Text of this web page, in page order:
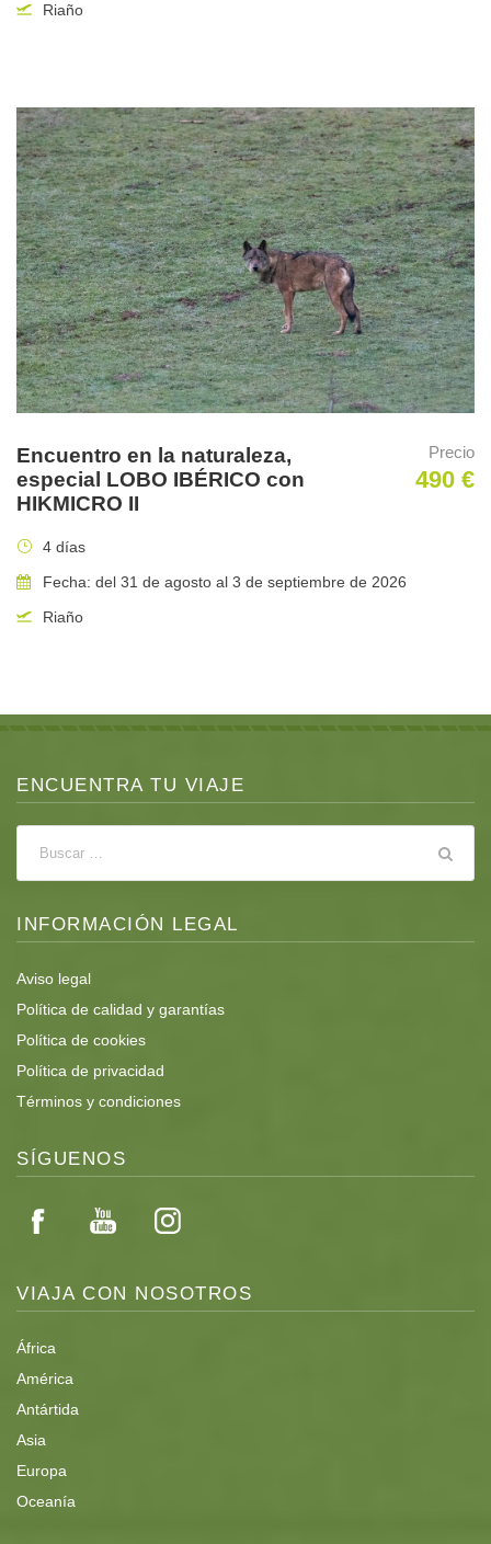
Motorhome con 8 zonas de descanso.
Algunas imágenes del viaje
Riaño
Encuentro en la naturaleza,
especial LOBO IBÉRICO con
HIKMICRO II
Precio
490 €
4 días
Fecha: del 31 de agosto al 3 de septiembre de 2026
Riaño
ENCUENTRA TU VIAJE
INFORMACIÓN LEGAL
Aviso legal
Política de calidad y garantías
Política de cookies
Política de privacidad
Términos y condiciones
SÍGUENOS
VIAJA CON NOSOTROS
África
América
Antártida
Asia
Europa
Oceanía